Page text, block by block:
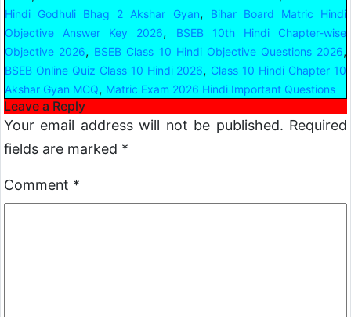
Hindi Godhuli Bhag 2 Akshar Gyan,
Bihar Board Matric Hindi
Objective Answer Key 2026,
BSEB 10th Hindi Chapter-wise
Objective 2026, BSEB Class 10 Hindi Objective Questions 2026,
BSEB Online Quiz Class 10 Hindi 2026, Class 10 Hindi Chapter 10
Akshar Gyan MCQ, Matric Exam 2026 Hindi Important Questions
Leave a Reply
Your email address will not be published. Required
fields are marked *
Comment *